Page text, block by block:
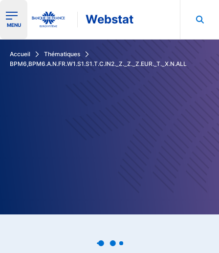
Ouvrir le menu de navigation
MENU Webstat
Accueil
Thématiques
BPM6,BPM6.A.N.FR.W1.S1.S1.T.C.IN2._Z._Z._Z.EUR._T._X.N.ALL